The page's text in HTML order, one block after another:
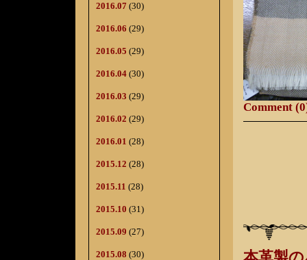
2016.07 (30)
2016.06 (29)
2016.05 (29)
2016.04 (30)
2016.03 (29)
2016.02 (29)
2016.01 (28)
2015.12 (28)
2015.11 (28)
2015.10 (31)
2015.09 (27)
2015.08 (30)
Comment